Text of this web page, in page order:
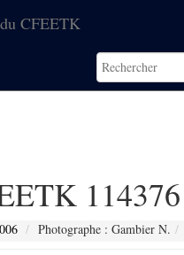
CFEETK
114376
Photographe : Gambier N.